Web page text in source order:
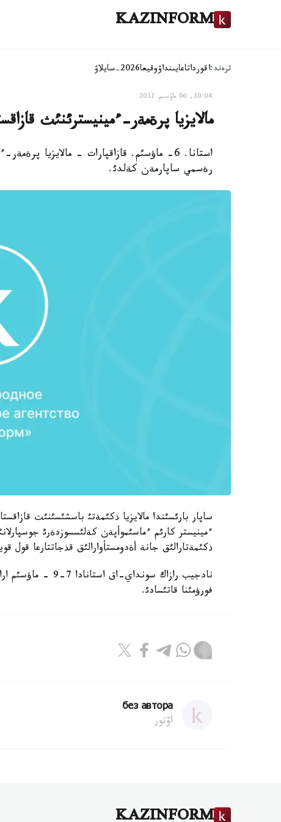
KAZINFORM
ترەند:اقورداتاعايىنداۋوقيعا2026-سايلاۋ
10:04, 06 ماۋسىم 2011
مالايزيا پرةمةر-ءمينيسترئنئث
استانا. 6- ماؤسئم. قازاقپارات - مالايزيا
رةسمي ساپارمةن كةلدئ.
ساپار بارئسئندا مالايزيا ذكئمةتئ باسشئسئنئث
ءمينيستر كارئم ءماسئموأپةن كةلئسسوزدةرئ
ذكئمةتارالئق جانة أةدومستأوارالئق قذجاتتارعا قول
نادجيب رازاك
فورؤمئنا قاتئسادئ.
без автора
اۆتور